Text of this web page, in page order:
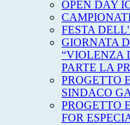
OPEN DAY
FESTA
GIORNATA
“VIOLENZA
PARTE LA
PROGETTO
SINDACO
PROGETTO
FOR